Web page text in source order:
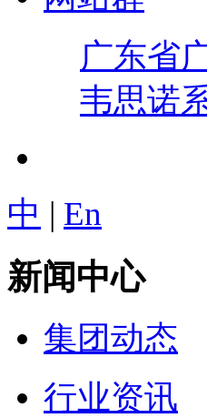
广东省
韦思诺
中 | En
新闻中心
集团动态
行业资讯